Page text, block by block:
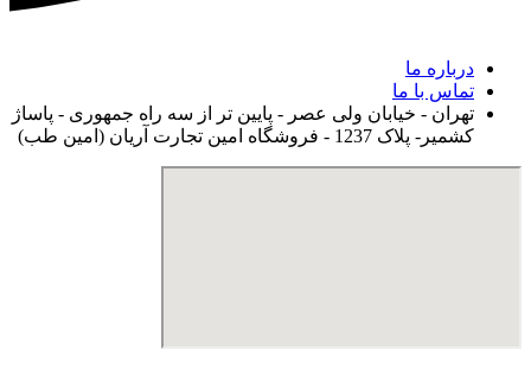
درباره ما
تماس با ما
تهران - خیابان ولی عصر - پایین تر از سه راه جمهوری - پاساژ
کشمیر- پلاک 1237 - فروشگاه امین تجارت آریان (امین طب)